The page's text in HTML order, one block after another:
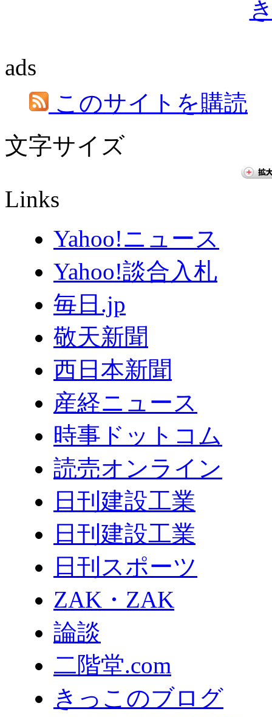
ads
このサイトを購読
文字サイズ
Links
Yahoo!ニュース
Yahoo!談合入札
毎日.jp
敬天新聞
西日本新聞
産経ニュース
時事ドットコム
読売オンライン
日刊建設工業
日刊建設工業
日刊スポーツ
ZAK・ZAK
論談
二階堂.com
きっこのブログ